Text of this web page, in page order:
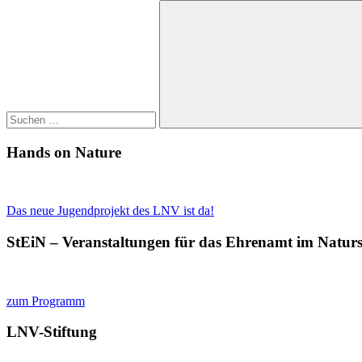
Suchen
Hands on Nature
Das neue Jugendprojekt des LNV ist da!
StEiN – Veranstaltungen für das Ehrenamt im
zum Programm
LNV-Stiftung